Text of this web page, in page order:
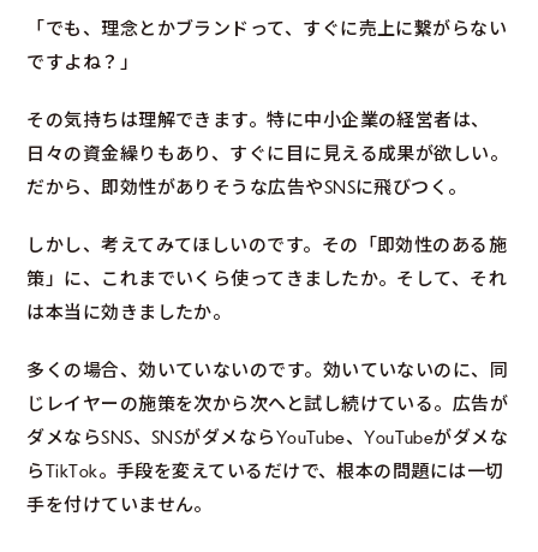
「でも、理念とかブランドって、すぐに売上に繋がらない
ですよね？」
その気持ちは理解できます。特に中小企業の経営者は、
日々の資金繰りもあり、すぐに目に見える成果が欲しい。
だから、即効性がありそうな広告やSNSに飛びつく。
しかし、考えてみてほしいのです。その「即効性のある施
策」に、これまでいくら使ってきましたか。そして、それ
は本当に効きましたか。
多くの場合、効いていないのです。効いていないのに、同
じレイヤーの施策を次から次へと試し続けている。広告が
ダメならSNS、SNSがダメならYouTube、YouTubeがダメな
らTikTok。手段を変えているだけで、根本の問題には一切
手を付けていません。